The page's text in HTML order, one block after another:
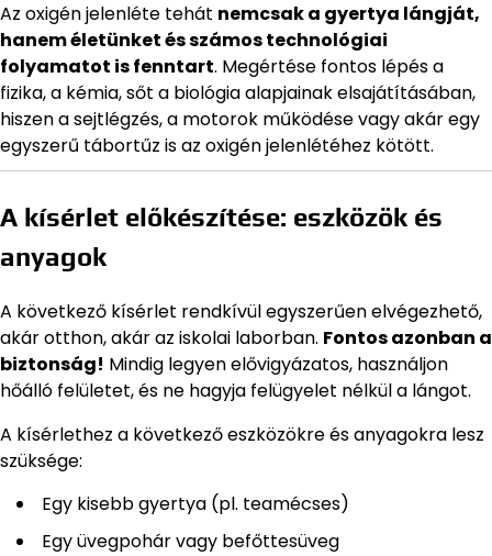
Az oxigén jelenléte tehát nemcsak a gyertya lángját,
hanem életünket és számos technológiai
folyamatot is fenntart. Megértése fontos lépés a
fizika, a kémia, sőt a biológia alapjainak elsajátításában,
hiszen a sejtlégzés, a motorok működése vagy akár egy
egyszerű tábortűz is az oxigén jelenlétéhez kötött.
A kísérlet előkészítése: eszközök és
anyagok
A következő kísérlet rendkívül egyszerűen elvégezhető,
akár otthon, akár az iskolai laborban. Fontos azonban a
biztonság! Mindig legyen elővigyázatos, használjon
hőálló felületet, és ne hagyja felügyelet nélkül a lángot.
A kísérlethez a következő eszközökre és anyagokra lesz
szüksége:
Egy kisebb gyertya (pl. teamécses)
Egy üvegpohár vagy befőttesüveg